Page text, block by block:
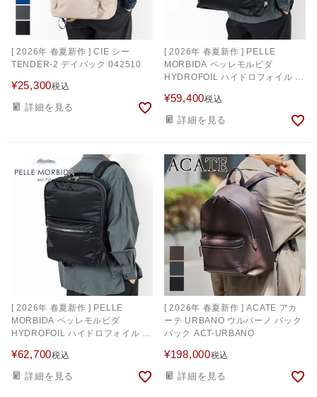
[ 2026年 春夏新作 ] CIE シー
TENDER-2 デイパック 042510
¥25,300税込
詳細を見る
[ 2026年 春夏新作 ] PELLE
MORBIDA ペッレモルビダ
HYDROFOIL ハイドロフォイル バ
¥59,400税込
詳細を見る
[ 2026年 春夏新作 ] PELLE
MORBIDA ペッレモルビダ
HYDROFOIL ハイドロフォイル バ
¥62,700税込
詳細を見る
[ 2026年 春夏新作 ] ACATE アカ
ーテ URBANO ウルバーノ バック
パック ACT-URBANO
¥198,000税込
詳細を見る